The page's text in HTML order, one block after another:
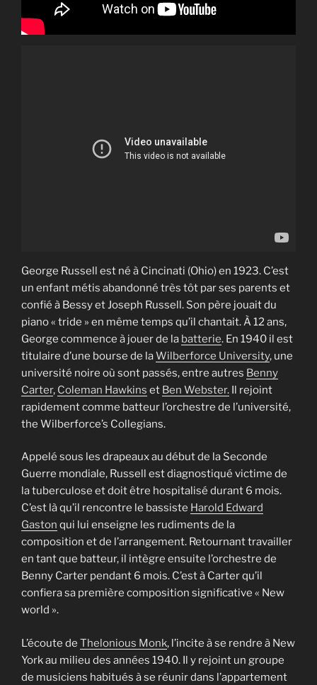
George Russell est né à Cincinati (Ohio) en 1923. C’est
un enfant métis abandonné très tôt par ses parents et
confié à Bessy et Joseph Russell. Son père jouait du
piano « tride » en même temps qu’il chantait. À 12 ans,
George commence à jouer de la batterie. En 1940 il est
titulaire d’une bourse de laWilberforce University, une
université noire où sont passés, entre autres Benny
Carter, Coleman Hawkins et Ben Webster. Il rejoint
rapidement comme batteur l’orchestre de l’université,
the Wilberforce’s Collegians.
Appelé sous les drapeaux au début de la Seconde
Guerre mondiale, Russell est diagnostiqué victime de
la tuberculose et doit être hospitalisé durant 6 mois.
C’est là qu’il rencontre le bassiste Harold Edward
Gaston qui lui enseigne les rudiments de la
composition et de l’arrangement. Retournant travailler
en tant que batteur, il intègre ensuite l’orchestre de
Benny Carter pendant 6 mois. C’est à Carter qu’il
confiera sa première composition significative « New
world ».
L’écoute de Thelonious Monk, l’incite à se rendre à New
York au milieu des années 1940. Il y rejoint un groupe
de musiciens habitués à se réunir dans l’appartement